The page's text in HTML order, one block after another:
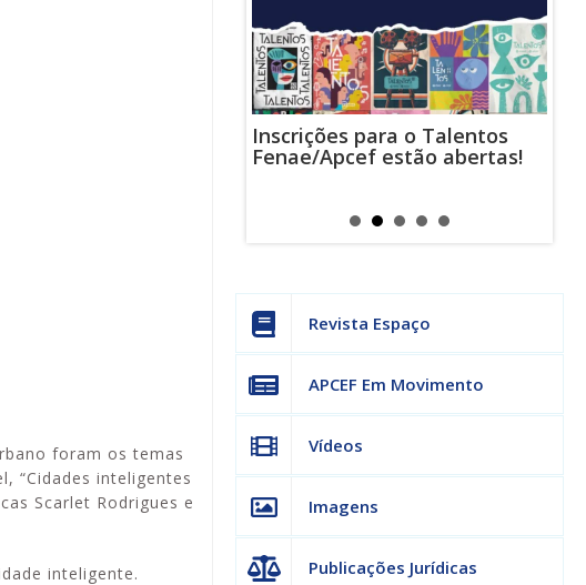
foram os temas
“Cidades inteligentes
Scarlet Rodrigues e
inteligente.
Inscrições para o Talentos
Fenae/Apcef estão abertas!
Chatbot da Apcef/
indisponível para
Revista Espaço
APCEF Em Movimento
Vídeos
Imagens
Publicações Jurídicas